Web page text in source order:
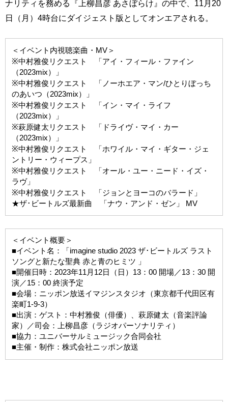
ナリティを務める『上柳昌彦 あさぼらけ』の中で、11月20
日（月）4時台にダイジェスト版としてオンエアされる。
＜イベント内視聴楽曲・MV＞
※中村雅俊リクエスト 「アイ・フィール・ファイン
（2023mix）」
※中村雅俊リクエスト 「ノーホエア・マン/ひとりぼっち
のあいつ（2023mix）」
※中村雅俊リクエスト 「イン・マイ・ライフ
（2023mix）」
※萩原健太リクエスト 「ドライヴ・マイ・カー
（2023mix）」
※中村雅俊リクエスト 「ホワイル・マイ・ギター・ジェ
ントリー・ウィープス」
※中村雅俊リクエスト 「オール・ユー・ニード・イズ・
ラヴ」
※中村雅俊リクエスト 「ジョンとヨーコのバラード」
★ザ･ビートルズ最新曲 「ナウ・アンド・ゼン」 MV
＜イベント概要＞
■イベント名：「imagine studio 2023 ザ･ビートルズ ラスト
ソングと新たな聖典 赤と青のヒミツ 」
■開催日時：2023年11月12日（日）13：00 開場／13：30 開
演／15：00 終演予定
■会場：ニッポン放送イマジンスタジオ（東京都千代田区有
楽町1-9-3）
■出演：ゲスト：中村雅俊（俳優）、萩原健太（音楽評論
家）／司会：上柳昌彦（ラジオパーソナリティ）
■協力：ユニバーサルミュージック合同会社
■主催・制作：株式会社ニッポン放送